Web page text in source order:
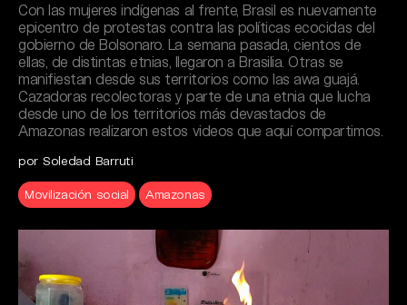
Con las mujeres indígenas al frente, Brasil es nuevamente
epicentro de protestas contra las políticas ecocidas del
gobierno de Bolsonaro. La semana pasada, cientos de
ellas, de distintas etnias, llegaron a Brasilia. Otras se
manifiestan desde sus territorios como las awa guajá.
Cazadoras recolectoras y parte de una etnia que lucha
desde uno de los territorios más devastados de
Amazonas realizaron estos videos que aquí compartimos.
por Soledad Barruti
Movilización social Amazonas